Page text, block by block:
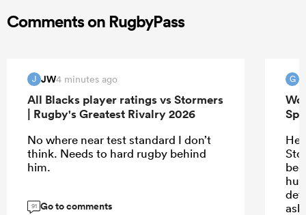
Comments on RugbyPass
J JW4 minutes ago
All Blacks player ratings vs Stormers
| Rugby's Greatest Rivalry 2026
No where near test standard I don’t
think. Needs to hard rugby behind
him.
91 Go to comments
G